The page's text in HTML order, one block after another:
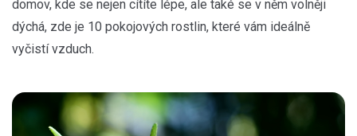
domov, kde se nejen cítíte lépe, ale také se v něm volněji
dýchá, zde je 10 pokojových rostlin, které vám ideálně
vyčistí vzduch.